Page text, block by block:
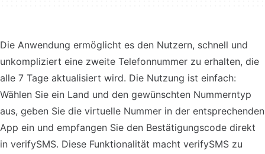
Die Anwendung ermöglicht es den Nutzern, schnell und
unkompliziert eine zweite Telefonnummer zu erhalten, die
alle 7 Tage aktualisiert wird. Die Nutzung ist einfach:
Wählen Sie ein Land und den gewünschten Nummerntyp
aus, geben Sie die virtuelle Nummer in der entsprechenden
App ein und empfangen Sie den Bestätigungscode direkt
in verifySMS. Diese Funktionalität macht verifySMS zu